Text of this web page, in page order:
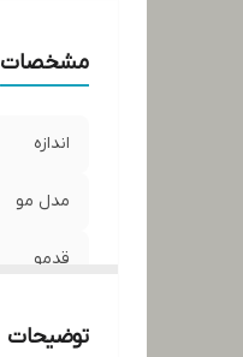
مشخصات
اندازه
مدل مو
قدمو
توضیحات